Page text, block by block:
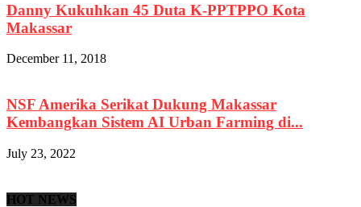
Danny Kukuhkan 45 Duta K-PPTPPO Kota
Makassar
December 11, 2018
NSF Amerika Serikat Dukung Makassar
Kembangkan Sistem AI Urban Farming di...
July 23, 2022
HOT NEWS